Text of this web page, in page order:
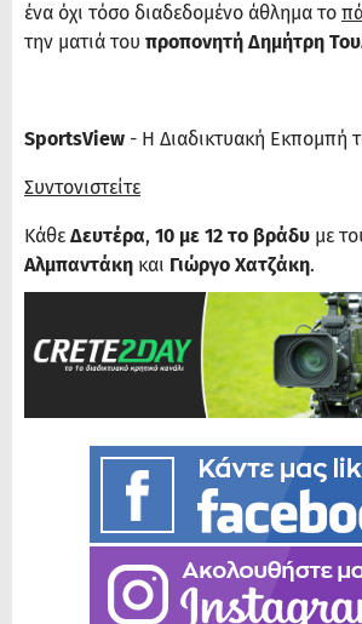
ένα όχι τόσο διαδεδομένο άθλημα το
την ματιά του προπονητή Δημήτρη
SportsView - Η Διαδικτυακή Εκπομπή
Συντονιστείτε
Κάθε Δευτέρα, 10 με 12 το βράδυ με
Αλμπαντάκη και Γιώργο Χατζάκη.